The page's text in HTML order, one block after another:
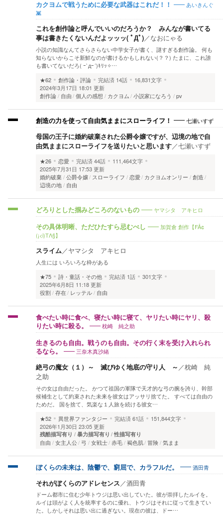
カクヨムで戦うために必要な武器はこれだ！！
あいきんぐ
👾
これを創作論と呼んでいいのだろうか？ みんなが書いてる
事は書きたくないんだよッッッ( ﾟДﾟ)／なおにゃる
小説の知識なんてさらさらない中学女子が書く、謎すぎる創作論。 何も
知らないからこそ新鮮なのが書けるかもしれない(？？) たまに、これ誰
も書いてないだろ( ｰ`дｰ´)ｷﾘｯ✧…
★62
創作論・評論 完結済 14話
16,831文字
2024年3月17日 18:01 更新
創作論
自由 個人の感想 カクヨム 小説家になろう pv
創造の力を使って自由気ままにスローライフ！ 七瀬いすず
母国の王子に婚約破棄された公爵令嬢ですが、辺境の地で自
由気ままにスローライフを送りたいと思います／七瀬いすず
★26 恋愛 完結済44話
111,464文字
2025年7月31日 17:53 更新
婚約破棄 公爵令嬢 スローライフ 恋愛 カクヨムオンリー
創造
辺境の地
自由
どろりとした掴みどころのないもの ヤマシタ アキヒロ
その具体明晰、ただひたすら忌むべし
加賀倉 創作【FÅ¢
(¡<i)TΛ§】
スライム／ヤマシタ アキヒロ
人生には いろいろな枠がある
★75
詩・童話・その他 完結済 1話
301文字
2025年6月8日 11:18 更新
役割 存在 レッテル 自由
食べたい時に食べ、寝たい時に寝て、ヤリたい時にヤリ、殺
りたい時に殺る。
枕崎 純之助
生きるのも自由。戦うのも自由。その行く末を受け入れられ
るなら。
三奈木真沙緒
絶弓の魔女（１）～ 滅びゆく地底の守り人 ～ ／枕崎 純
之助
その女は自由だった。 かつて祖国の軍隊で天才的な弓の腕を誇り、幹部
候補生として約束された未来を彼女はアッサリ捨てた。 すべては自由の
ためだ。 国を捨て、気楽な１人旅を続ける彼女…
★52
異世界ファンタジー 完結済61話
151,844文字
2026年1月30日 23:05 更新
残酷描写有り 暴力描写有り 性描写有り
自由 女主人公 弓 女戦士 赤毛 褐色肌 冒険 気まま
ぼくらの未来は、陰鬱で、窮屈で、カラフルだ。 酒田青
それがぼくらのアドレセンス／酒田青
ドーム都市に住む少年トウジは思い出していた。彼が崇拝したルイを。
ルイは頭がよく人を統率するのに優れ、トウジはそれに従って生きてい
た。しかしそれは思い出に過ぎない。現在の彼は、ドー…